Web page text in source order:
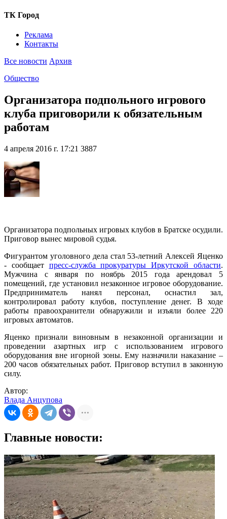
ТК Город
Реклама
Контакты
Все новости Архив
Общество
Организатора подпольного игрового
клуба приговорили к обязательным
работам
4 апреля 2016 г. 17:21 3887
Организатора подпольных игровых клубов в Братске осудили.
Приговор вынес мировой судья.
Фигурантом уголовного дела стал 53-летний Алексей Яценко
- сообщает пресс-служба прокуратуры Иркутской области.
Мужчина с января по ноябрь 2015 года арендовал 5
помещений, где установил незаконное игровое оборудование.
Предприниматель нанял персонал, оснастил зал,
контролировал работу клубов, поступление денег. В ходе
работы правоохранители обнаружили и изъяли более 220
игровых автоматов.
Яценко признали виновным в незаконной организации и
проведении азартных игр с использованием игрового
оборудования вне игорной зоны. Ему назначили наказание –
200 часов обязательных работ. Приговор вступил в законную
силу.
Автор:
Влада Анцупова
Главные новости: